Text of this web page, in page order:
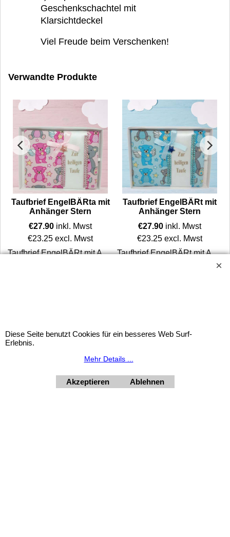
Geschenkschachtel mit
Klarsichtdeckel
Viel Freude beim Verschenken!
Verwandte Produkte
Taufbrief EngelBÄRta mit
Anhänger Stern
€27.90 inkl. Mwst
€23.25 excl. Mwst
Taufbrief EngelBÄRt mit Anhänger Stern – klassisches Erinnerungsstück zur Taufe. Handgefertigt, gepolstert, mit Mini-Kuvert und Geschenkschachtel.
Taufbrief EngelBÄRt mit
Anhänger Stern
€27.90 inkl. Mwst
€23.25 excl. Mwst
Taufbrief EngelBÄRt mit Anhänger Stern – klassisches Erinnerungsstück zur Taufe mit blauem Bär. Handgefertigt, gepolstert, mit Mini-Kuvert und Geschenkschachtel.
Dienstag - Freitag 10 - 18 Uhr, Samstag 9 - 12 Uhr. Montag
+4369910554131
Diese Seite benutzt Cookies für ein besseres Web Surf-
Erlebnis.
Mehr Details ...
Akzeptieren Ablehnen